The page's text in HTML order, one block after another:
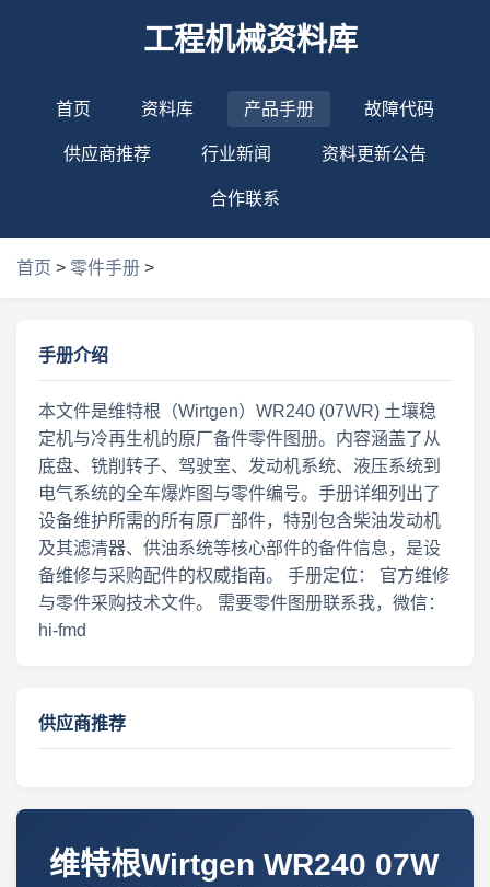
工程机械资料库
首页 资料库 产品手册 故障代码
供应商推荐 行业新闻 资料更新公告
合作联系
首页 > 零件手册 >
手册介绍
本文件是维特根（Wirtgen）WR240 (07WR) 土壤稳
定机与冷再生机的原厂备件零件图册。内容涵盖了从
底盘、铣削转子、驾驶室、发动机系统、液压系统到
电气系统的全车爆炸图与零件编号。手册详细列出了
设备维护所需的所有原厂部件，特别包含柴油发动机
及其滤清器、供油系统等核心部件的备件信息，是设
备维修与采购配件的权威指南。 手册定位： 官方维修
与零件采购技术文件。 需要零件图册联系我，微信：
hi-fmd
供应商推荐
维特根Wirtgen WR240 07W